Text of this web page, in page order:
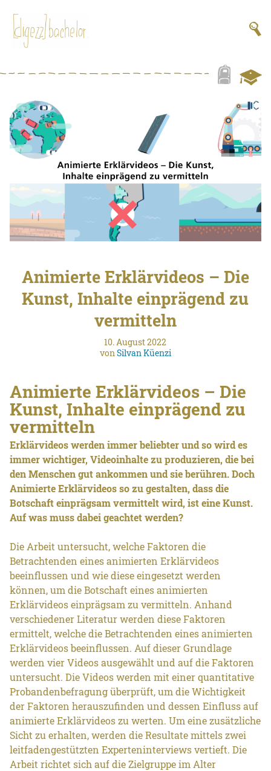
Animierte Erklärvideos – Die
Kunst, Inhalte einprägend zu
vermitteln
10. August 2022
vonSilvan Küenzi
Animierte Erklärvideos – Die
Kunst, Inhalte einprägend zu
vermitteln
Erklärvideos werden immer beliebter und so wird es
immer wichtiger, Videoinhalte zu produzieren, die bei
den Menschen gut ankommen und sie berühren. Doch
Animierte Erklärvideos so zu gestalten, dass die
Botschaft einprägsam vermittelt wird, ist eine Kunst.
Auf was muss dabei geachtet werden?
Die Arbeit untersucht, welche Faktoren die
Betrachtenden eines animierten Erklärvideos
beeinflussen und wie diese eingesetzt werden
können, um die Botschaft eines animierten
Erklärvideos einprägsam zu vermitteln. Anhand
verschiedener Literatur werden diese Faktoren
ermittelt, welche die Betrachtenden eines animierten
Erklärvideos beeinflussen. Auf dieser Grundlage
werden vier Videos ausgewählt und auf die Faktoren
untersucht. Die Videos werden mit einer quantitative
Probandenbefragung überprüft, um die Wichtigkeit
der Faktoren herauszufinden und dessen Einfluss auf
animierte Erklärvideos zu werten. Um eine zusätzliche
Sicht zu erhalten, werden die Resultate mittels zwei
leitfadengestützten Experteninterviews vertieft. Die
Arbeit richtet sich auf die Zielgruppe im Alter